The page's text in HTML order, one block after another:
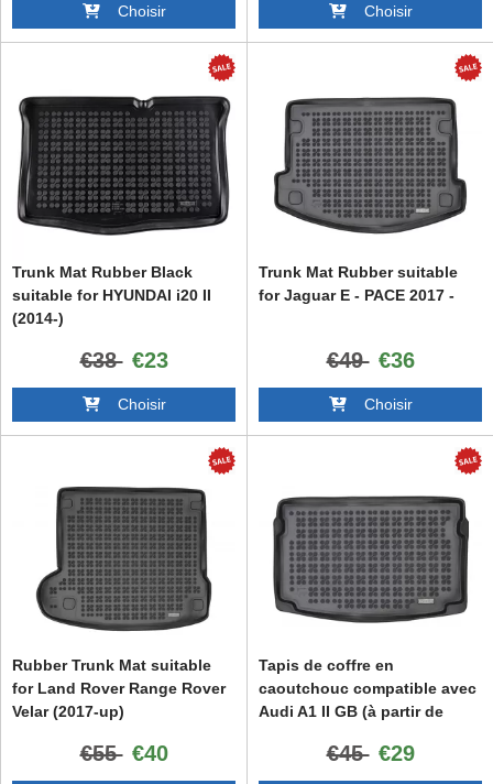
Choisir Choisir
Trunk Mat Rubber Black
suitable for HYUNDAI i20 II
(2014-)
€38 €23
Choisir
Trunk Mat Rubber suitable
for Jaguar E - PACE 2017 -
€49 €36
Choisir
Rubber Trunk Mat suitable
for Land Rover Range Rover
Velar (2017-up)
€55 €40
Tapis de coffre en
caoutchouc compatible avec
Audi A1 II GB (à partir de
€45 €29